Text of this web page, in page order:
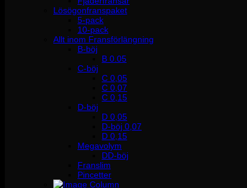
Lösögonfranspaket
5-pack
10-pack
Allt inom Fransförlängning
B-böj
B 0.05
C-böj
C 0,05
C 0,07
C 0,15
D-böj
D 0,05
D-böj 0,07
D 0,15
Megavolym
DD-böj
Franslim
Pincetter